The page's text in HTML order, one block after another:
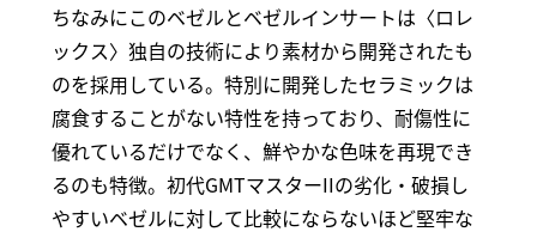
ちなみにこのベゼルとベゼルインサートは〈ロレ
ックス〉独自の技術により素材から開発されたも
のを採用している。特別に開発したセラミックは
腐食することがない特性を持っており、耐傷性に
優れているだけでなく、鮮やかな色味を再現でき
るのも特徴。初代GMTマスターIIの劣化・破損し
やすいベゼルに対して比較にならないほど堅牢な